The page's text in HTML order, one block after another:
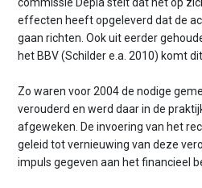
effecten heeft opgeleverd dat de
gaan richten. Ook uit eerder
het BBV (Schilder e.a. 2010) komt
Zo waren voor 2004 de nodige
verouderd en werd daar in de
afgeweken. De invoering van het
geleid tot vernieuwing van deze
impuls gegeven aan het financieel